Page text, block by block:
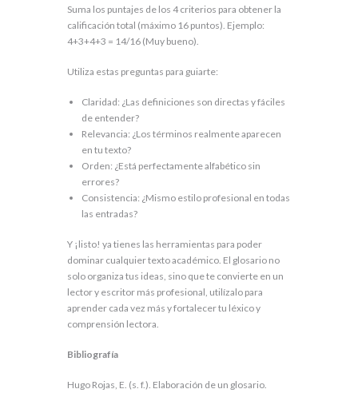
Suma los puntajes de los 4 criterios para obtener la
calificación total (máximo 16 puntos). Ejemplo:
4+3+4+3 = 14/16 (Muy bueno).
Utiliza estas preguntas para guiarte:
Claridad: ¿Las definiciones son directas y fáciles
de entender?
Relevancia: ¿Los términos realmente aparecen
en tu texto?
Orden: ¿Está perfectamente alfabético sin
errores?
Consistencia: ¿Mismo estilo profesional en todas
las entradas?
Y ¡listo! ya tienes las herramientas para poder
dominar cualquier texto académico. El glosario no
solo organiza tus ideas, sino que te convierte en un
lector y escritor más profesional, utilízalo para
aprender cada vez más y fortalecer tu léxico y
comprensión lectora.
Bibliografía
Hugo Rojas, E. (s. f.). Elaboración de un glosario.